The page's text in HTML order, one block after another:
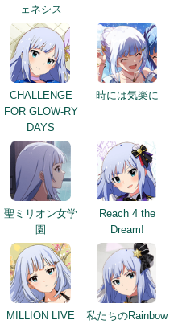
ェネシス
CHALLENGE
FOR GLOW-RY
DAYS
時には気楽に
聖ミリオン女学
園
Reach 4 the
Dream!
MILLION LIVE
私たちのRainbow